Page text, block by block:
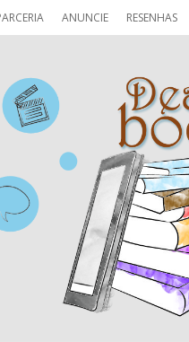
ANUNCIE RESENHAS